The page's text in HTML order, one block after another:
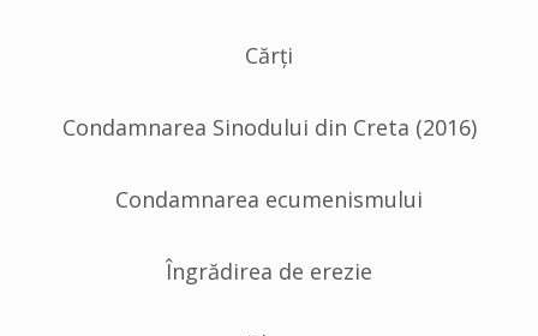
Cărți
Condamnarea Sinodului din Creta (2016)
Condamnarea ecumenismului
Îngrădirea de erezie